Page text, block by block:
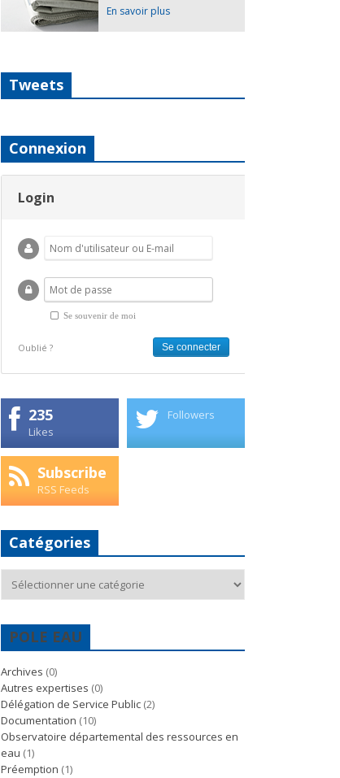
En savoir plus
Tweets
Connexion
Login
Se souvenir de moi
Oublié ?
235
Likes
Followers
Subscribe
RSS Feeds
Catégories
POLE EAU
Archives (0)
Autres expertises (0)
Délégation de Service Public (2)
Documentation (10)
Observatoire départemental des ressources en
eau (1)
Préemption (1)